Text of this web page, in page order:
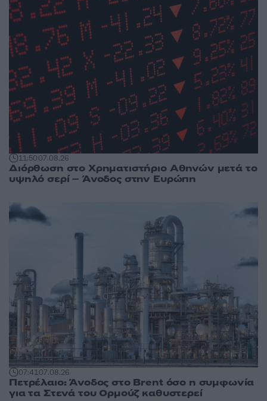
11:5007.08.26
Διόρθωση στο Χρηματιστήριο Αθηνών μετά το
υψηλό σερί – Άνοδος στην Ευρώπη
07:4107.08.26
Πετρέλαιο: Άνοδος στο Brent όσο η συμφωνία
για τα Στενά του Ορμούζ καθυστερεί